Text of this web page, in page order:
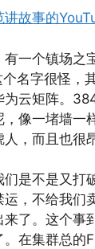
讲故事的
有一个镇场之
名字很怪，
云矩阵。
像一堵墙一
，而且也很
是不是又打
，不给我们
了。这个事
在集群总的